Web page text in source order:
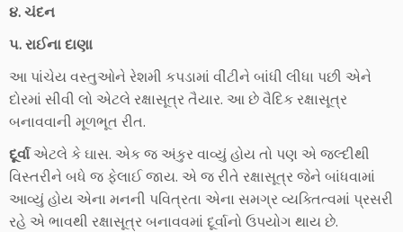
૪. ચંદન
૫. રાઈના દાણા
આ પાંચેય વસ્તુઓને રેશમી કપડામાં વીંટીને બાંધી લીધા પછી એને
દોરમાં સીવી લો એટલે રક્ષાસૂત્ર તૈયાર. આ છે વૈદિક રક્ષાસૂત્ર
બનાવવાની મૂળભૂત રીત.
દૂર્વાએટલે કે ઘાસ. એક જ અંકુર વાવ્યું હોય તો પણ એ જલ્દીથી
વિસ્તરીને બધે જ ફેલાઈ જાય. એ જ રીતે રક્ષાસૂત્ર જેને બાંધવામાં
આવ્યું હોય એના મનની પવિત્રતા એના સમગ્ર વ્યક્તિત્વમાં પ્રસરી
રહે એ ભાવથી રક્ષાસૂત્ર બનાવવમાં દૂર્વાનો ઉપયોગ થાય છે.